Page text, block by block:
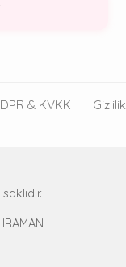
& KVKK |
Gizlilik